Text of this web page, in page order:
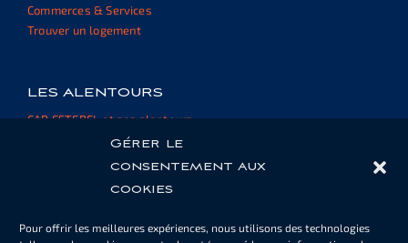
Gérer le
consentement aux
cookies
Pour offrir les meilleures expériences, nous utilisons des technologies
Commerces & Services
Trouver un logement
LES ALENTOURS
CAP ESTEREL et ses alentours
Informations et ressources
Cartes de piscine ou de parking